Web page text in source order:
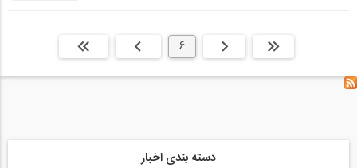
ابتدا قبلی 6 بعدی انتها »
دسته بندی اخبار